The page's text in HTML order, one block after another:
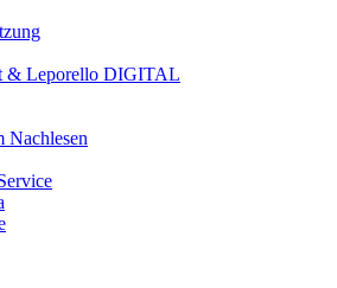
& Leporello DIGITAL
Nachlesen